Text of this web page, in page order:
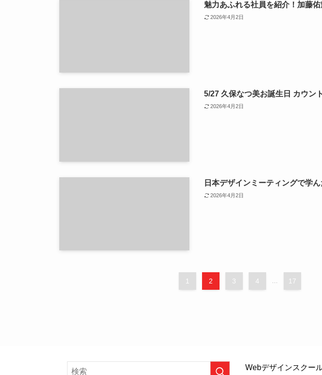
魅力あふれる社員を紹介！加藤佑
2026年4月2日
5/27 久保なつ美お誕生日 カウン
2026年4月2日
日本デザインミーティングで学ん
2026年4月2日
1 2 3 4 ... 17
Webデザインスクー